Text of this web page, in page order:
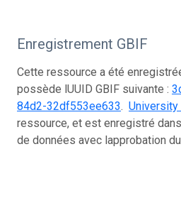
Enregistrement GBIF
Cette ressource a été
possède lUUID GBIF suivante :
84d2-32df553ee633.
ressource, et est enregistré
de données avec lapprobation du